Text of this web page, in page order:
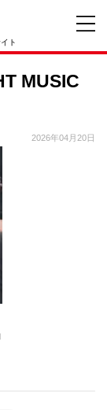
ト
MUSIC
2026年04月20日